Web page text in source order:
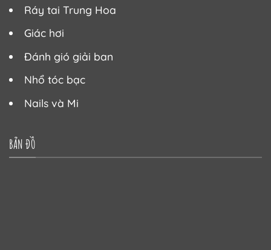
Ráy tai Trung Hoa
Giác hơi
Đánh gió giải ban
Nhổ tóc bạc
Nails và Mi
BẢN ĐỒ